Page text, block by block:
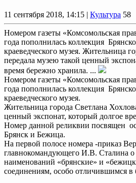
11 сентября 2018, 14:15 | Культура 58
Номером газеты «Комсомольская
года пополнилась коллекция
краеведческого музея. Жительница
передала музею такой ценный
время бережно хранила. ...
Номером газеты «Комсомольская
года пополнилась коллекция
краеведческого музея.
Жительница города Светлана
ценный экспонат, который долгое
Номер данной реликвии посвящен
Брянск и Бежица.
На первой полосе номера -приказ
главнокомандующего И.В. Сталина
наименований «брянские» и
соединениям, особо отличившимся в